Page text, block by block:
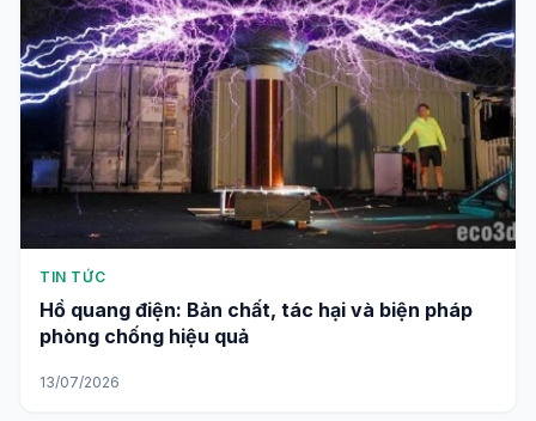
TIN TỨC
Hồ quang điện: Bản chất, tác hại và biện pháp
phòng chống hiệu quả
13/07/2026